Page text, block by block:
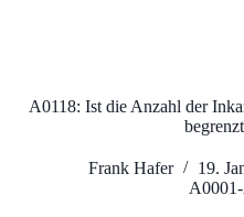
A0118: Ist die Anzahl der
Frank Hafer 19.